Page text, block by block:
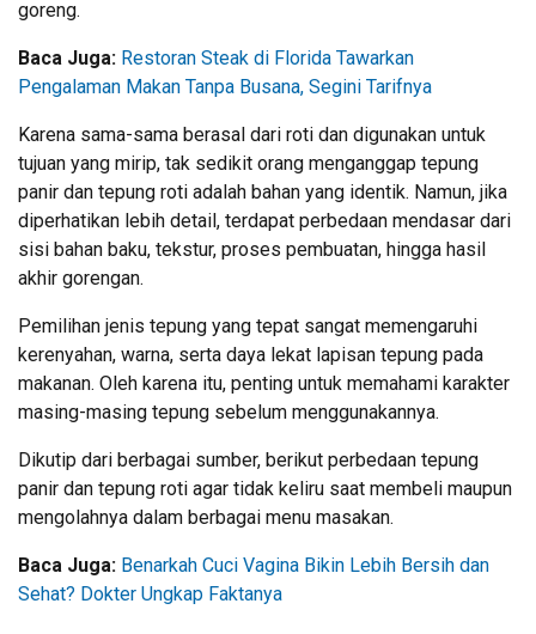
goreng.
Baca Juga: Restoran Steak di Florida Tawarkan
Pengalaman Makan Tanpa Busana, Segini Tarifnya
Karena sama-sama berasal dari roti dan digunakan untuk
tujuan yang mirip, tak sedikit orang menganggap tepung
panir dan tepung roti adalah bahan yang identik. Namun, jika
diperhatikan lebih detail, terdapat perbedaan mendasar dari
sisi bahan baku, tekstur, proses pembuatan, hingga hasil
akhir gorengan.
Pemilihan jenis tepung yang tepat sangat memengaruhi
kerenyahan, warna, serta daya lekat lapisan tepung pada
makanan. Oleh karena itu, penting untuk memahami karakter
masing-masing tepung sebelum menggunakannya.
Dikutip dari berbagai sumber, berikut perbedaan tepung
panir dan tepung roti agar tidak keliru saat membeli maupun
mengolahnya dalam berbagai menu masakan.
Baca Juga: Benarkah Cuci Vagina Bikin Lebih Bersih dan
Sehat? Dokter Ungkap Faktanya